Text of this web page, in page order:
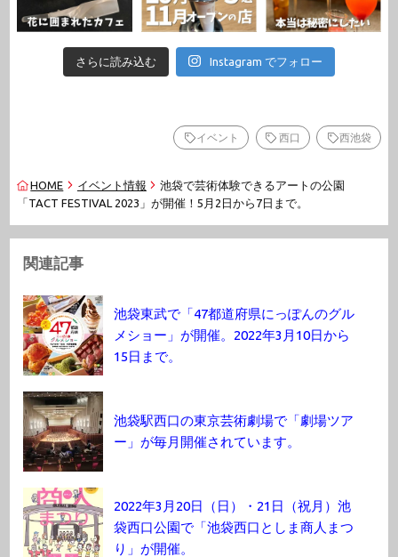
さらに読み込む Instagram でフォロー
イベント 西口 西池袋
HOME イベント情報
池袋で芸術体験できるアートの公園
「TACT FESTIVAL 2023」が開催！5月2日から7日まで。
関連記事
池袋東武で「47都道府県にっぽんのグル
メショー」が開催。2022年3月10日から
15日まで。
池袋駅西口の東京芸術劇場で「劇場ツア
ー」が毎月開催されています。
2022年3月20日（日）・21日（祝月）池
袋西口公園で「池袋西口としま商人まつ
り」が開催。